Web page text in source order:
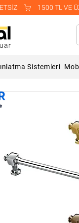
Sistemleri